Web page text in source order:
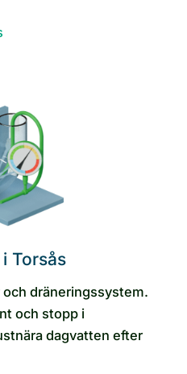
Torsås
dräneringssystem.
och stopp i
dagvatten efter